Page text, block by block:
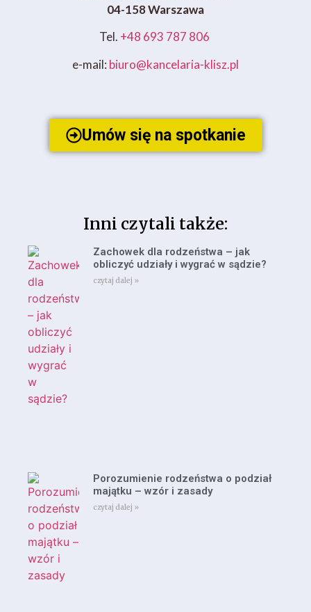
04-158 Warszawa
Tel. +48 693 787 806
e-mail: biuro@kancelaria-klisz.pl
Umów się na spotkanie
Inni czytali także:
Zachowek dla rodzeństwa – jak
obliczyć udziały i wygrać w sądzie?
czytaj dalej »
Porozumienie rodzeństwa o podział
majątku – wzór i zasady
czytaj dalej »